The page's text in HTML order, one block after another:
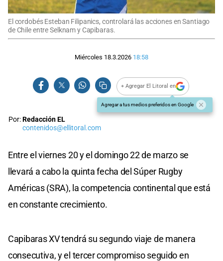
El cordobés Esteban Filipanics, controlará las acciones en Santiago
de Chile entre Selknam y Capibaras.
Miércoles 18.3.2026 18:58
+ Agregar El Litoral en
Agregar a tus medios preferidos en Google
Por:Redacción EL
contenidos@ellitoral.com
Entre el viernes 20 y el domingo 22 de marzo se
llevará a cabo la quinta fecha del Súper Rugby
Américas (SRA), la competencia continental que está
en constante crecimiento.
Capibaras XV tendrá su segundo viaje de manera
consecutiva, y el tercer compromiso seguido en